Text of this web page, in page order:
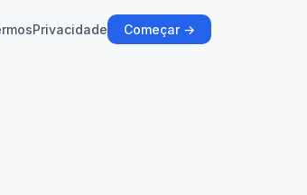
Privacidade Começar →